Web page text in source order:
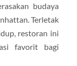
budaya
Terletak
restoran ini
favorit bagi